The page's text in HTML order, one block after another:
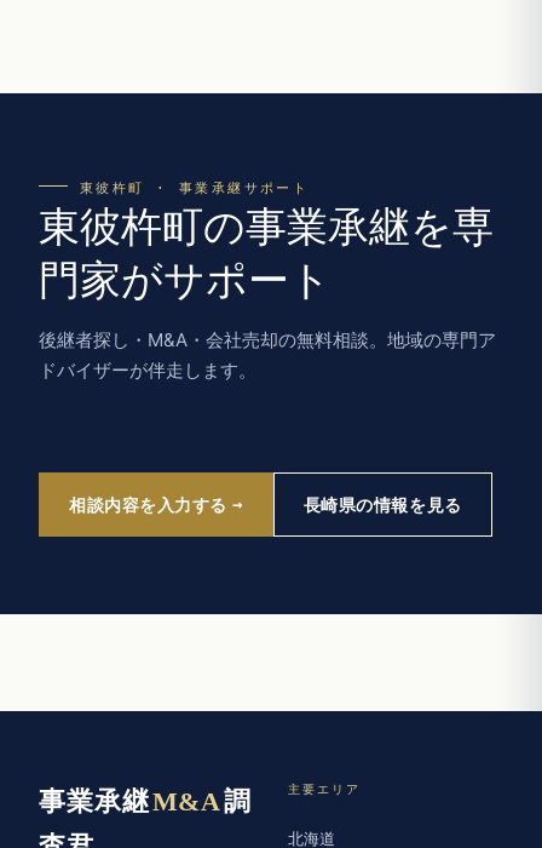
東彼杵町 · 事業承継サポート
東彼杵町の事業承継を専
門家がサポート
後継者探し・M&A・会社売却の無料相談。地域の専門ア
ドバイザーが伴走します。
相談内容を入力する 長崎県の情報を見る
事業承継M&A調
主要エリア
北海道